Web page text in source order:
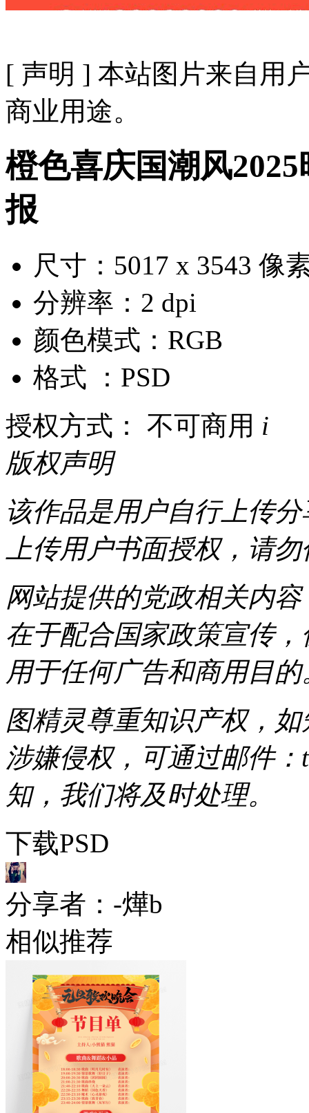
[ 声明 ] 本站图片来自用
商业用途。
橙色喜庆国潮风
报
尺寸：5017 x 3543 像
分辨率：2 dpi
颜色模式：RGB
格式 ：PSD
授权方式： 不可商用 i
版权声明
该作品是用户自行上传
上传用户书面授权，请
网站提供的党政相关内
在于配合国家政策宣传
用于任何广告和商用目的
图精灵尊重知识产权，
涉嫌侵权，可通过邮件：
知，我们将及时处理。
下载PSD
分享者：-燁b
相似推荐